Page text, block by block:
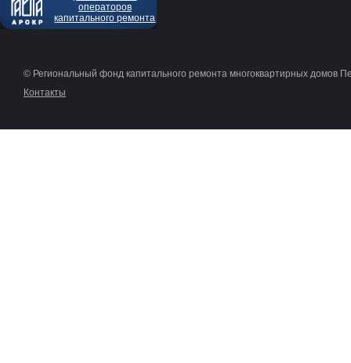
операторов
капитального ремонта
© Региональный фонд капитального ремонта многоквартирных домов
Контакты